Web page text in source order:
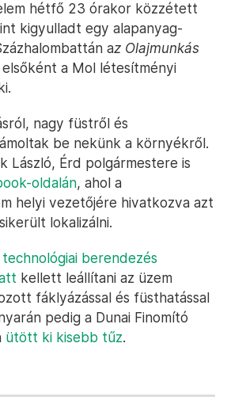
hétfő 23 órakor közzétett
kigyulladt egy alapanyag-
az Olajmunkás
a Mol létesítményi
nagy füstről és
be nekünk a környékről.
László, Érd polgármestere is
oldalán, ahol a
helyi vezetőjére hivatkozva azt
lokalizálni.
technológiai berendezés
kellett leállítani az üzem
fáklyázással és füsthatással
pedig a Dunai Finomító
ütött ki kisebb tűz.